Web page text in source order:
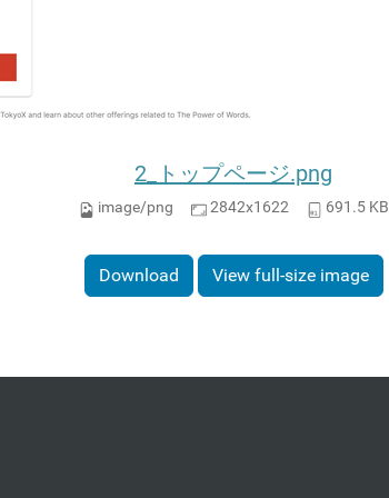
2_トップページ.png
image/png 2842x1622 691.5 KB
Download View full-size image